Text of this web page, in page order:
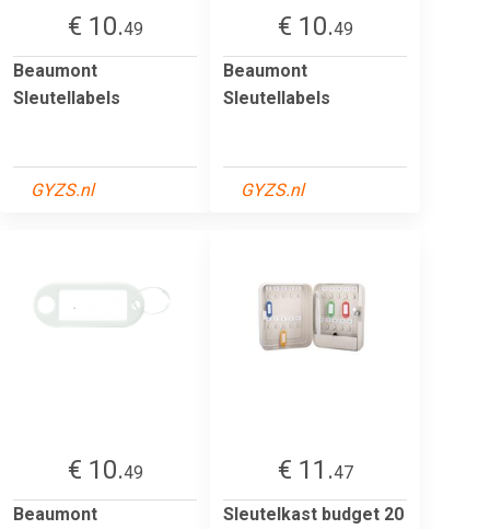
€ 10.49
Beaumont
Sleutellabels
GYZS.nl
€ 10.49
Beaumont
Sleutellabels
GYZS.nl
€ 10.49
Beaumont
€ 11.47
Sleutelkast budget 20